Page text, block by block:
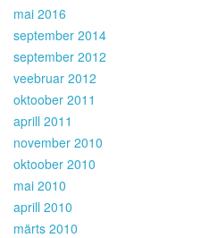
mai 2016
september 2014
september 2012
veebruar 2012
oktoober 2011
aprill 2011
november 2010
oktoober 2010
mai 2010
aprill 2010
märts 2010